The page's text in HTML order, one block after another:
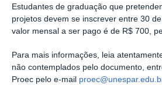
Estudantes de graduação que
projetos devem se inscrever entre 30
valor mensal a ser pago é de R$ 700,
Para mais informações, leia
não contemplados pelo documento,
Proec pelo e-mail